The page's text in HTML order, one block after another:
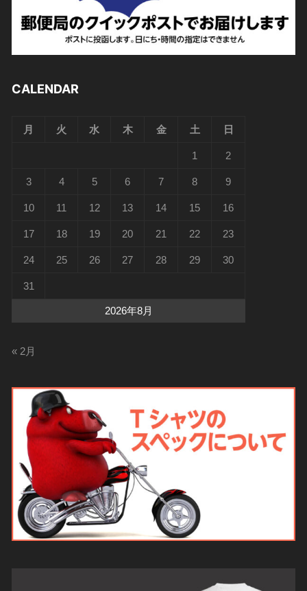
CALENDAR
2026年8月
月 火 水 木 金 土 日
1 2
3 4 5 6 7 8 9
10 11 12 13 14 15 16
17 18 19 20 21 22 23
24 25 26 27 28 29 30
31
« 2月